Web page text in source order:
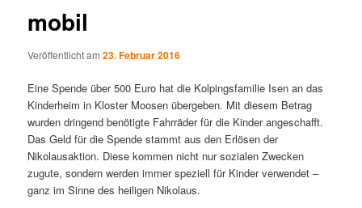
mobil
Veröffentlicht am23. Februar 2016
Eine Spende über 500 Euro hat die Kolpingsfamilie Isen an das
Kinderheim in Kloster Moosen übergeben. Mit diesem Betrag
wurden dringend benötigte Fahrräder für die Kinder angeschafft.
Das Geld für die Spende stammt aus den Erlösen der
Nikolausaktion. Diese kommen nicht nur sozialen Zwecken
zugute, sondern werden immer speziell für Kinder verwendet –
ganz im Sinne des heiligen Nikolaus.